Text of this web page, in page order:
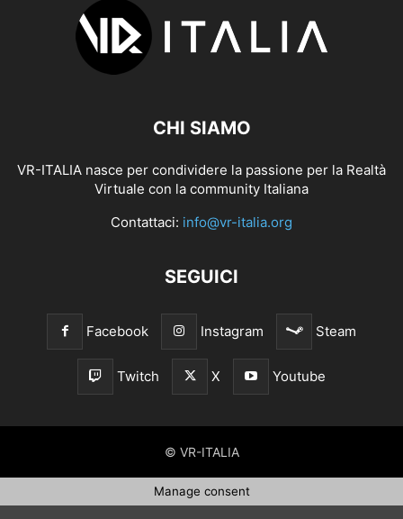
CHI SIAMO
VR-ITALIA nasce per condividere la passione per la Realtà
Virtuale con la community Italiana
Contattaci: info@vr-italia.org
SEGUICI
Facebook Instagram Steam
Twitch X Youtube
© VR-ITALIA
Manage consent